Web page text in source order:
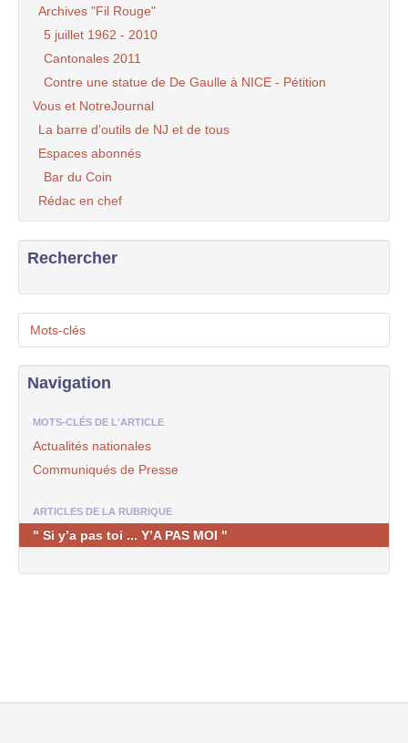
Archives "Fil Rouge"
5 juillet 1962 - 2010
Cantonales 2011
Contre une statue de De Gaulle à NICE - Pétition
Vous et NotreJournal
La barre d’outils de NJ et de tous
Espaces abonnés
Bar du Coin
Rédac en chef
Rechercher
Mots-clés
Navigation
MOTS-CLÉS DE L'ARTICLE
Actualités nationales
Communiqués de Presse
ARTICLES DE LA RUBRIQUE
" Si y’a pas toi ... Y’A PAS MOI "